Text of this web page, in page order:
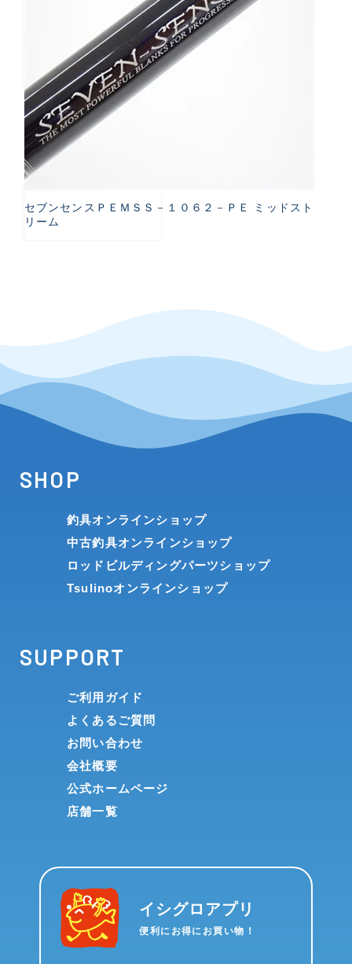
セブンセンスＰＥＭＳＳ－１０６２－ＰＥ ミッドスト
リーム
SHOP
釣具オンラインショップ
中古釣具オンラインショップ
ロッドビルディングパーツショップ
Tsulinoオンラインショップ
SUPPORT
ご利用ガイド
よくあるご質問
お問い合わせ
会社概要
公式ホームページ
店舗一覧
イシグロアプリ
便利にお得にお買い物！